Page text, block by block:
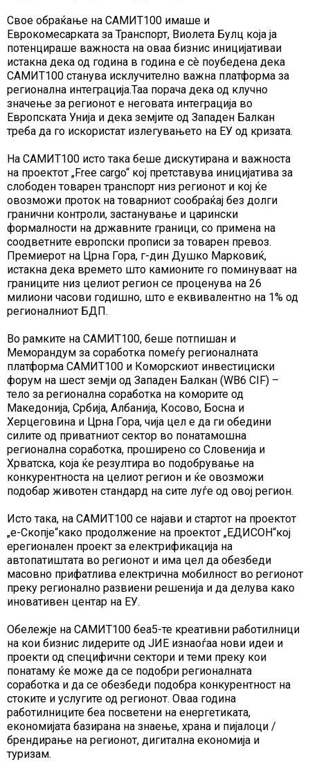
Свое обраќање на САМИТ100 имаше и
Еврокомесарката за Транспорт, Виолета Булц која ја
потенцираше важноста на оваа бизнис иницијативаи
истакна дека од година в година е сè поубедена дека
САМИТ100 станува исклучително важна платформа за
регионална интеграција.Таа порача дека од клучно
значење за регионот е неговата интеграција во
Европската Унија и дека земјите од Западен Балкан
треба да го искористат излегувањето на ЕУ од кризата.
На САМИТ100 исто така беше дискутирана и важноста
на проектот „Free cargo“ кој претставува иницијатива за
слободен товарен транспорт низ регионот и кој ќе
овозможи проток на товарниот сообраќај без долги
гранични контроли, застанување и царински
формалности на државните граници, со примена на
соодветните европски прописи за товарен превоз.
Премиерот на Црна Гора, г-дин Душко Марковиќ,
истакна дека времето што камионите го поминуваат на
границите низ целиот регион се проценува на 26
милиони часови годишно, што е еквивалентно на 1% од
регионалниот БДП.
Во рамките на САМИТ100, беше потпишан и
Меморандум за соработка помеѓу регионалната
платформа САМИТ100 и Коморскиот инвестициски
форум на шест земји од Западен Балкан (WB6 CIF) –
тело за регионална соработка на коморите од
Македонија, Србија, Албанија, Косово, Босна и
Херцеговина и Црна Гора, чија цел е да ги обедини
силите од приватниот сектор во понатамошна
регионална соработка, проширено со Словенија и
Хрватска, која ќе резултира во подобрување на
конкурентноста на целиот регион и ќе овозможи
подобар животен стандард на сите луѓе од овој регион.
Исто така, на САМИТ100 се најави и стартот на проектот
„е-Скопје“како продолжение на проектот „ЕДИСОН“кој
ерегионален проект за електрификација на
автопатиштата во регионот и има цел да обезбеди
масовно прифатлива електрична мобилност во регионот
преку регионално развиени решенија и да делува како
иновативен центар на ЕУ.
Обележје на САМИТ100 беа5-те креативни работилници
на кои бизнис лидерите од ЈИЕ изнаоѓаа нови идеи и
проекти од специфични сектори и теми преку кои
понатаму ќе може да се подобри регионалната
соработка и да се обезбеди подобра конкурентност на
стоките и услугите од регионот. Оваа година
работилниците беа посветени на енергетиката,
економијата базирана на знаење, храна и пијалоци /
брендирање на регионот, дигитална економија и
туризам.